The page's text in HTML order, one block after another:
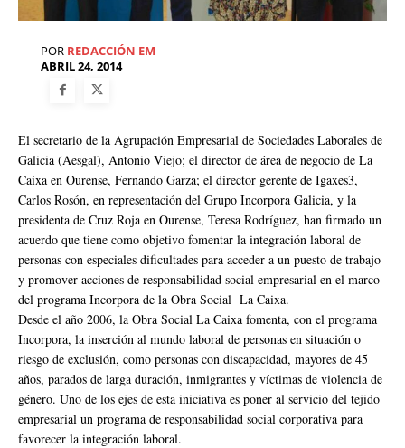
POR REDACCIÓN EM
ABRIL 24, 2014
El secretario de la Agrupación Empresarial de Sociedades Laborales de
Galicia (Aesgal), Antonio Viejo; el director de área de negocio de La
Caixa en Ourense, Fernando Garza; el director gerente de Igaxes3,
Carlos Rosón, en representación del Grupo Incorpora Galicia, y la
presidenta de Cruz Roja en Ourense, Teresa Rodríguez, han firmado un
acuerdo que tiene como objetivo fomentar la integración laboral de
personas con especiales dificultades para acceder a un puesto de trabajo
y promover acciones de responsabilidad social empresarial en el marco
del programa Incorpora de la Obra Social La Caixa.
Desde el año 2006, la Obra Social La Caixa fomenta, con el programa
Incorpora, la inserción al mundo laboral de personas en situación o
riesgo de exclusión, como personas con discapacidad, mayores de 45
años, parados de larga duración, inmigrantes y víctimas de violencia de
género. Uno de los ejes de esta iniciativa es poner al servicio del tejido
empresarial un programa de responsabilidad social corporativa para
favorecer la integración laboral.